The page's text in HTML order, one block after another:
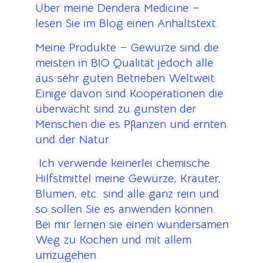
Über meine Dendera Medicine –
lesen Sie im Blog einen Anhaltstext.
Meine Produkte – Gewürze sind die
meisten in BIO Qualität jedoch alle
aus sehr guten Betrieben Weltweit.
Einige davon sind Kooperationen die
überwacht sind zu gunsten der
Menschen die es Pflanzen und ernten
und der Natur.
Ich verwende keinerlei chemische
Hilfstmittel meine Gewürze, Kräuter,
Blumen, etc. sind alle ganz rein und
so sollen Sie es anwenden können.
Bei mir lernen sie einen wundersamen
Weg zu Kochen und mit allem
umzugehen.